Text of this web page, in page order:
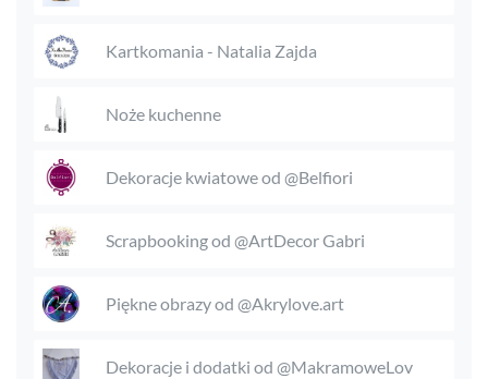
Kartkomania - Natalia Zajda
Noże kuchenne
Dekoracje kwiatowe od @Belfiori
Scrapbooking od @ArtDecor Gabri
Piękne obrazy od @Akrylove.art
Dekoracje i dodatki od @MakramoweLov